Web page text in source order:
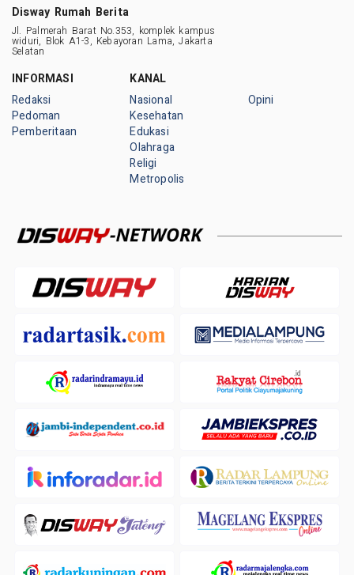
Disway Rumah Berita
Jl. Palmerah Barat No.353, komplek kampus
widuri, Blok A1-3, Kebayoran Lama, Jakarta
Selatan
INFORMASI
Redaksi
Pedoman
Pemberitaan
KANAL
Nasional
Kesehatan
Edukasi
Olahraga
Religi
Metropolis
Opini